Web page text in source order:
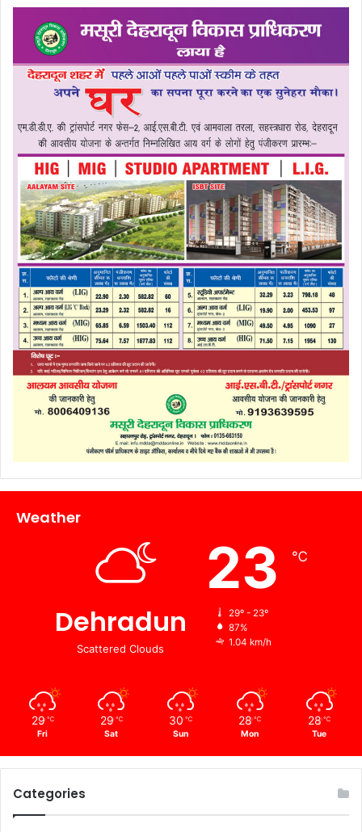
Weather
Dehradun
Scattered Clouds
23 ℃
29º - 23º
87%
1.04 km/h
29 ℃
Fri
29 ℃
Sat
30 ℃
Sun
28 ℃
Mon
28 ℃
Tue
Categories